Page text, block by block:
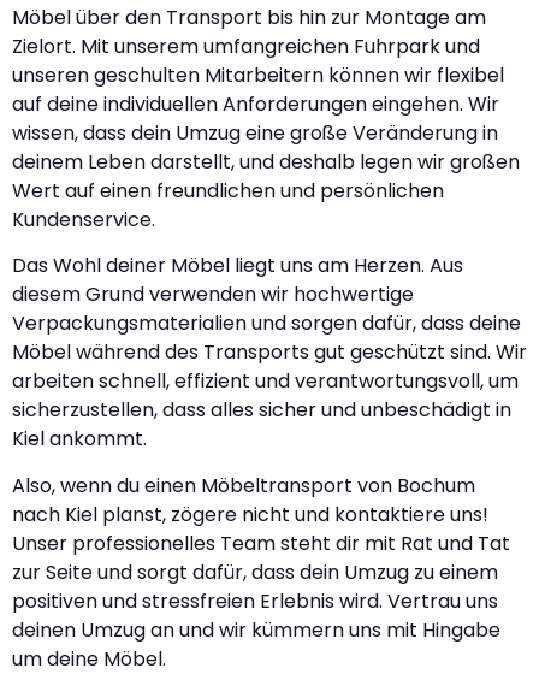
Möbel über den Transport bis hin zur Montage am
Zielort. Mit unserem umfangreichen Fuhrpark und
unseren geschulten Mitarbeitern können wir flexibel
auf deine individuellen Anforderungen eingehen. Wir
wissen, dass dein Umzug eine große Veränderung in
deinem Leben darstellt, und deshalb legen wir großen
Wert auf einen freundlichen und persönlichen
Kundenservice.
Das Wohl deiner Möbel liegt uns am Herzen. Aus
diesem Grund verwenden wir hochwertige
Verpackungsmaterialien und sorgen dafür, dass deine
Möbel während des Transports gut geschützt sind. Wir
arbeiten schnell, effizient und verantwortungsvoll, um
sicherzustellen, dass alles sicher und unbeschädigt in
Kiel ankommt.
Also, wenn du einen Möbeltransport von Bochum
nach Kiel planst, zögere nicht und kontaktiere uns!
Unser professionelles Team steht dir mit Rat und Tat
zur Seite und sorgt dafür, dass dein Umzug zu einem
positiven und stressfreien Erlebnis wird. Vertrau uns
deinen Umzug an und wir kümmern uns mit Hingabe
um deine Möbel.